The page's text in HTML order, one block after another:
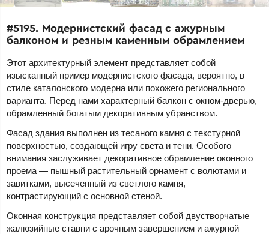
#5195. Модернистский фасад с ажурным
балконом и резным каменным обрамлением
Этот архитектурный элемент представляет собой
изысканный пример модернистского фасада, вероятно, в
стиле каталонского модерна или похожего регионального
варианта. Перед нами характерный балкон с окном-дверью,
обрамленный богатым декоративным убранством.
Фасад здания выполнен из тесаного камня с текстурной
поверхностью, создающей игру света и тени. Особого
внимания заслуживает декоративное обрамление оконного
проема — пышный растительный орнамент с волютами и
завитками, высеченный из светлого камня,
контрастирующий с основной стеной.
Оконная конструкция представляет собой двустворчатые
жалюзийные ставни с арочным завершением и ажурной